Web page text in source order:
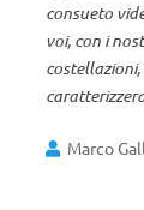
consueto
voi, con i
Marco